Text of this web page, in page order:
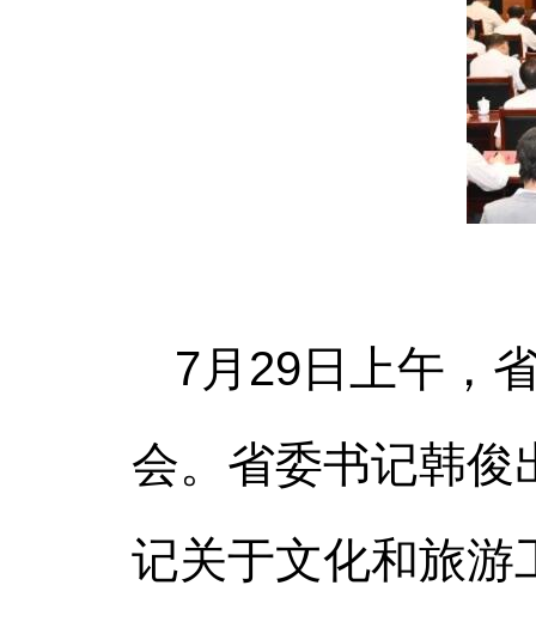
7月29日上午，
会。省委书记韩俊
记关于文化和旅游